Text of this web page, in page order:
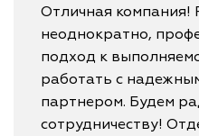
Отличная компания!
неоднократно,
подход к
работать с
партнером. Будем
сотрудничеству!